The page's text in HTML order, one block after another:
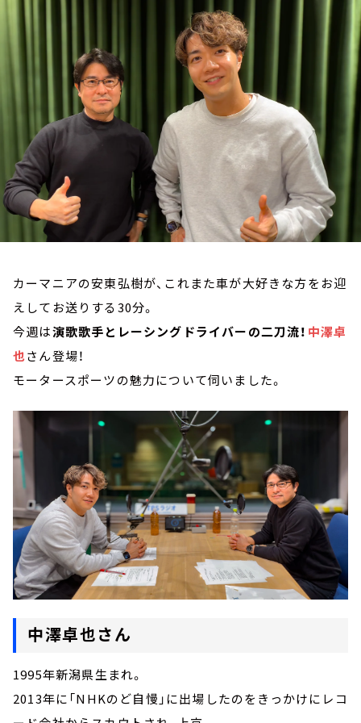
お知らせ
YouTube
会社情報
カーマニアの安東弘樹が、これまた車が大好きな方をお迎
えしてお送りする30分。
今週は演歌歌手とレーシングドライバーの二刀流！ 中澤卓
也さん登場！
モータースポーツの魅力について伺いました。
中澤卓也さん
1995年新潟県生まれ。
2013年に「NHKのど自慢」に出場したのをきっかけにレコ